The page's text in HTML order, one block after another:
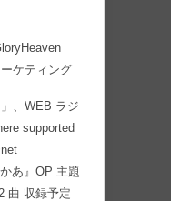
ケティング
、WEB ラジ
supported
あ』OP 主題
曲 収録予定